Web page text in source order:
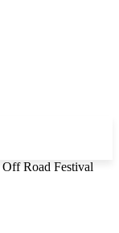
Road Festival